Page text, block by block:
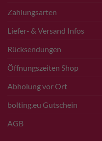
Zahlungsarten
Liefer- & Versand Infos
Rücksendungen
Öffnungszeiten Shop
Abholung vor Ort
bolting.eu Gutschein
AGB